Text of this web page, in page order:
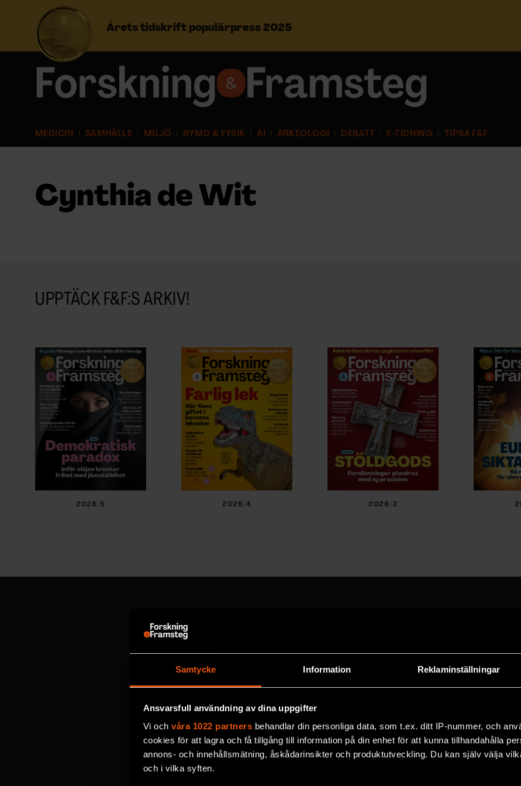
Samtycke Information Reklaminställningar
Ansvarsfull användning av dina uppgifter
Vi och våra 1022 partners behandlar din personliga data, som t.ex. ditt IP-nummer, och
cookies för att lagra och få tillgång till information på din enhet för att kunna tillhandahålla
annons- och innehållsmätning, åskådarinsikter och produktutveckling. Du kan själv välja
och i vilka syften.
Årets tidskrift populärpress 2025
MEDICIN SAMHÄLLE MILJÖ RYMD & FYSIK AI ARKEOLOGI DEBATT E-TIDNING TIPSA F&F
r
Prenumerera
NYHETSBREV
ARKIV & E-TIDNING
SHOP
SKRIV I F&F
PRENUMERERA PÅ F&F
ANNONSERA I F&F
OM F&F
Cynthia de Wit
UPPTÄCK F&F:S ARKIV!
2026/5 2026/4 2026/3
MISSA ALDRIG EN NYHET
Prenumerera på F&F:s nyhetsbrev
Välj utskick, ange mejladress och klicka på prenumereraknappen. Läs om
personuppgifter
VECKOBREV MED NYHETER
MÅNADENS BOKTIPS